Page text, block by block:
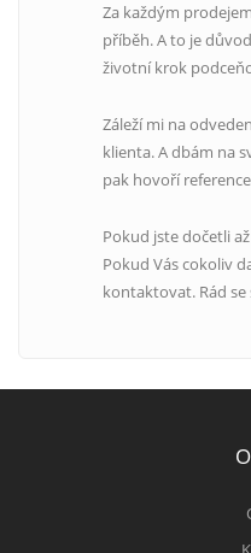
Za každým
příběh. A to je
životní krok
Záleží mi na
klienta. A dbám na
pak hovoří
Pokud jste dočetli
Pokud Vás cokoliv
kontaktovat. Rád se